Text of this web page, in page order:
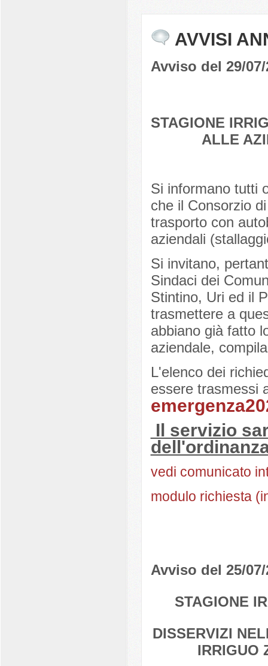
AVVISI
Avviso del 29/
STAGIONE
ALLE
Si informano tutti
che il Consorzio
trasporto con
aziendali
Si invitano,
Sindaci dei
Stintino, Uri ed il
trasmettere a
abbiano già fatto
aziendale,
L'elenco dei
essere trasmessi
Il servizio
vedi comunicato
modulo richiesta
Avviso del 25/07/
STAGIONE
DISSERVIZI
IRRIGUO